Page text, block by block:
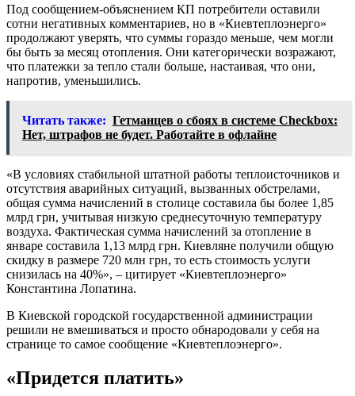
Под сообщением-объяснением КП потребители оставили
сотни негативных комментариев, но в «Киевтеплоэнерго»
продолжают уверять, что суммы гораздо меньше, чем могли
бы быть за месяц отопления. Они категорически возражают,
что платежки за тепло стали больше, настаивая, что они,
напротив, уменьшились.
Читать также: Гетманцев о сбоях в системе Checkbox:
Нет, штрафов не будет. Работайте в офлайне
«В условиях стабильной штатной работы теплоисточников и
отсутствия аварийных ситуаций, вызванных обстрелами,
общая сумма начислений в столице составила бы более 1,85
млрд грн, учитывая низкую среднесуточную температуру
воздуха. Фактическая сумма начислений за отопление в
январе составила 1,13 млрд грн. Киевляне получили общую
скидку в размере 720 млн грн, то есть стоимость услуги
снизилась на 40%», – цитирует «Киевтеплоэнерго»
Константина Лопатина.
В Киевской городской государственной администрации
решили не вмешиваться и просто обнародовали у себя на
странице то самое сообщение «Киевтеплоэнерго».
«Придется платить»